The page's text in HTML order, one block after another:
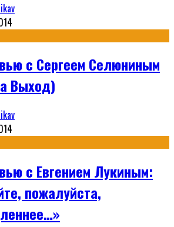
с Сергеем Селюниным
Выход)
с Евгением Лукиным:
пожалуйста,